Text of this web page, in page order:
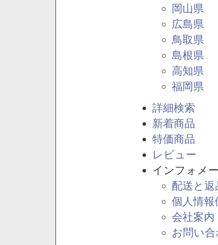
岡山県
広島県
鳥取県
島根県
高知県
福岡県
詳細検索
新着商品
特価商品
レビュー
インフォメ
配送と
個人情報
会社案内
お問い